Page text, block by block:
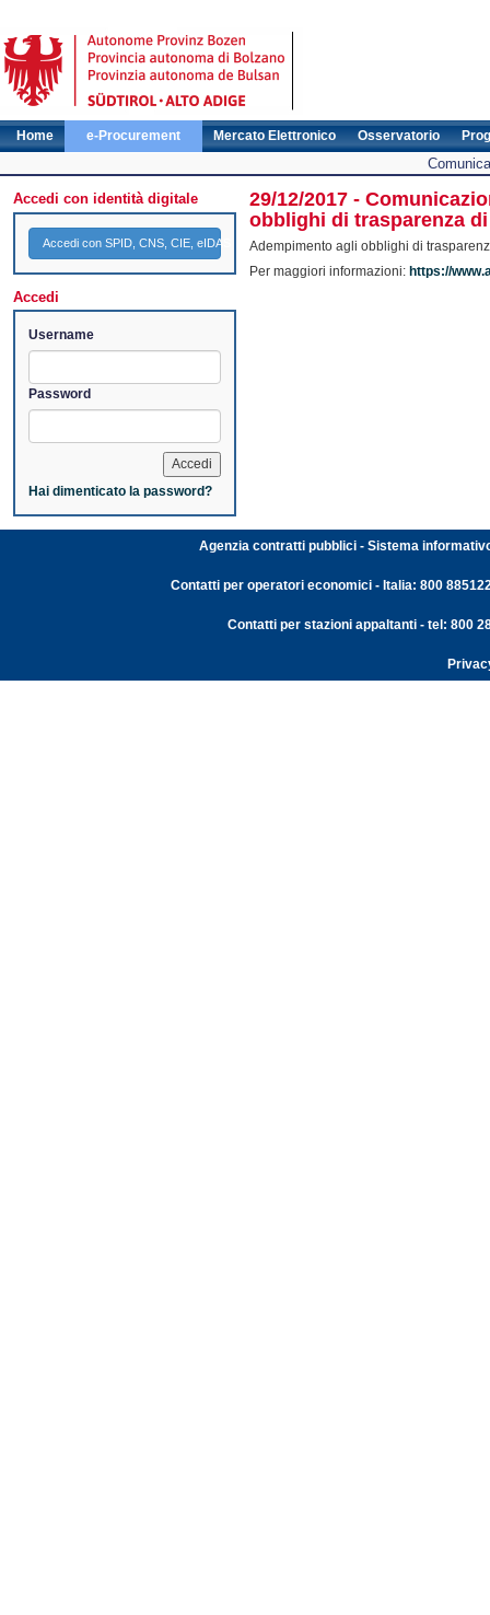
Home e-Procurement Mercato Elettronico Osservatorio
Accedi con identità digitale
Accedi con SPID, CNS, CIE, eIDAS
Accedi
Username
Password
Hai dimenticato la password?
29/12/2017 -
obblighi di trasparenza
Adempimento agli obblighi di
Per maggiori informazioni: https://
Agenzia contratti pubblici - Sistema
Contatti per operatori economici - Italia: 800
Contatti per stazioni appaltanti - tel: 800